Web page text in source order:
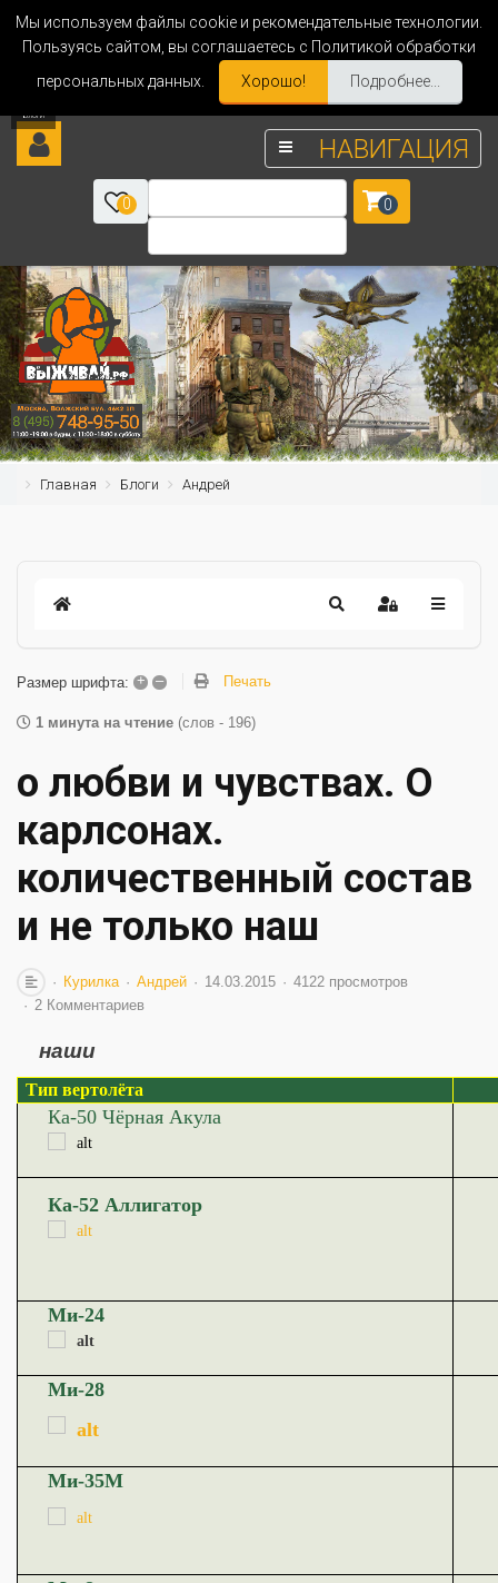
Мы используем файлы cookie и рекомендательные технологии.
Пользуясь сайтом, вы соглашаетесь с Политикой обработки
персональных данных.
Хорошо! Подробнее...
НАВИГАЦИЯ
0 0
Главная Блоги Андрей
Размер шрифта: + – Печать
1 минута на чтение (слов - 196)
о любви и чувствах. О
карлсонах.
количественный состав
и не только наш
Курилка Андрей 14.03.2015
4122 просмотров
2 Комментариев
наши
Тип вертолёта
Ка-50 Чёрная Акула
Ка-52 Аллигатор
Ми-24
Ми-28
Ми-35М